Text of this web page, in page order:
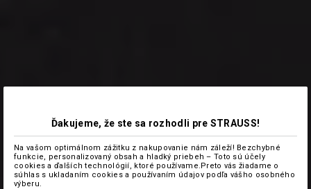
Ďakujeme, že ste sa rozhodli pre STRAUSS!
Na vašom optimálnom zážitku z nakupovanie nám záleží! Bezchybné
funkcie, personalizovaný obsah a hladký priebeh – Toto sú účely
cookies a ďalších technológií, ktoré používame.Preto vás žiadame o
súhlas s ukladaním cookies a používaním údajov podľa vášho osobného
výberu.